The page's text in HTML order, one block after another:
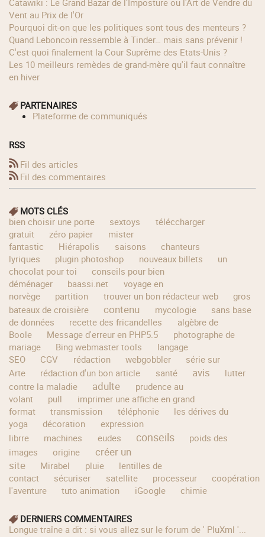
Vent au Prix de l'Or
Pourquoi dit-on que les politiques sont tous des menteurs ?
Quand Leboncoin ressemble à Tinder… mais sans prévenir !
C'est quoi finalement la Cour Suprême des Etats-Unis ?
Les 10 meilleurs remèdes de grand-mère qu'il faut connaître
en hiver
PARTENAIRES
Plateforme de communiqués
RSS
Fil des articles
Fil des commentaires
MOTS CLÉS
bien choisir une porte
sextoys
téléccharger
gratuit
zéro papier
mister
fantastic
Hiérapolis saisons
chanteurs
lyriques
plugin photoshop nouveaux billets
un
chocolat pour toi
conseils pour bien
déménager
baassi.net
voyage en
norvège
partition trouver un bon rédacteur web
gros
bateaux de croisière
contenu mycologie
sans base
de données
recette des fricandelles
algèbre de
Boole
Message d'erreur en PHP5.5
photographe de
mariage
Bing webmaster tools
langage
SEO
CGV rédaction webgobbler
série sur
Arte
rédaction d'un bon article santé avis
lutter
contre la maladie
adulte
prudence au
volant
pull
imprimer une affiche en grand
format
transmission téléphonie
les dérives du
yoga
décoration
expression
librre
machines eudes conseils
poids des
images
origine
créer un
site
Mirabel pluie
lentilles de
contact
sécuriser satellite processeur
coopération
l'aventure
tuto animation iGoogle chimie
DERNIERS COMMENTAIRES
longue traîne a dit : si vous allez sur le forum de ' PluXml '...